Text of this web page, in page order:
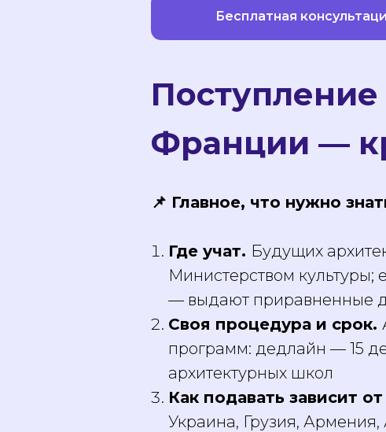
Бесплатная
Франции —
📌 Главное, что нужно
Где учат. Будущих
Министерством
— выдают приравненные
Своя процедура и срок.
программ: дедлайн — 15
архитектурных школ
Как подавать зависит
Украина, Грузия,